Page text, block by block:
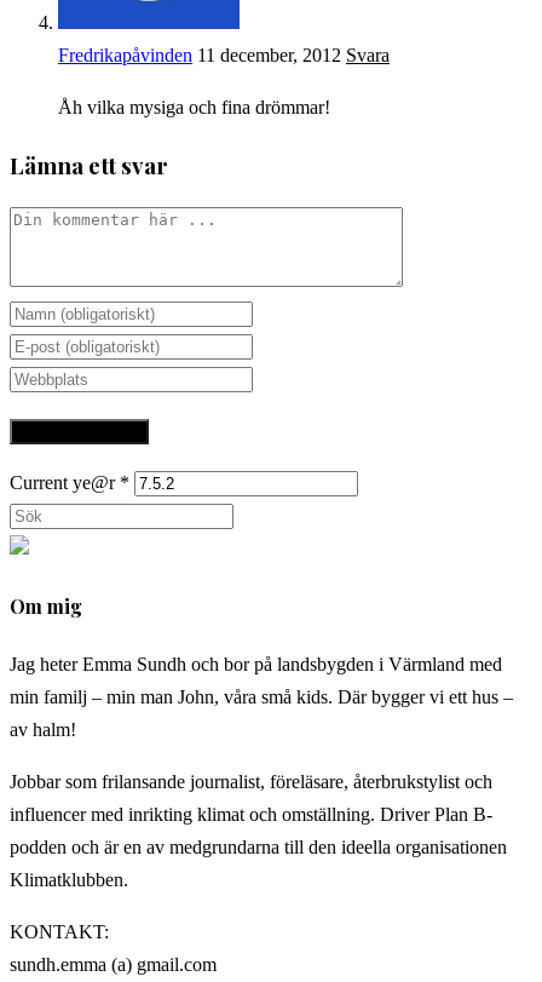
Fredrikapåvinden 11 december, 2012 Svara
Åh vilka mysiga och fina drömmar!
Lämna ett svar
Kommentar
Ange
ditt
namn
användarnamn
för
att
kommentera
Ange
din
postadress
för
att
kommentera
Ange
till
din
webbplats
(valfritt)
Current ye@r *
Sök
på
webbplats
Om mig
Jag heter Emma Sundh och bor på landsbygden i Värmland med
min familj – min man John, våra små kids. Där bygger vi ett hus –
av halm!
Jobbar som frilansande journalist, föreläsare, återbrukstylist och
influencer med inrikting klimat och omställning. Driver Plan B-
podden och är en av medgrundarna till den ideella organisationen
Klimatklubben.
KONTAKT:
sundh.emma (a) gmail.com